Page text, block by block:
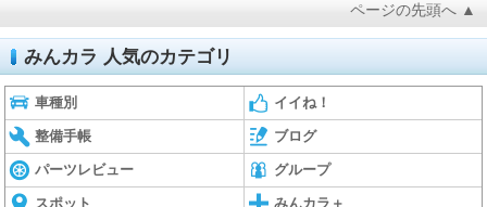
ページの先頭へ ▲
みんカラ 人気のカテゴリ
車種別 イイね！
整備手帳 ブログ
パーツレビュー グループ
スポット みんカラ＋